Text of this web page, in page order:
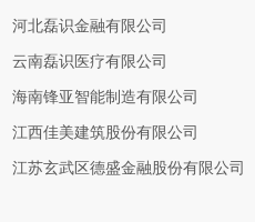
河北磊识金融有限公司
云南磊识医疗有限公司
海南锋亚智能制造有限公司
江西佳美建筑股份有限公司
江苏玄武区德盛金融股份有限公司